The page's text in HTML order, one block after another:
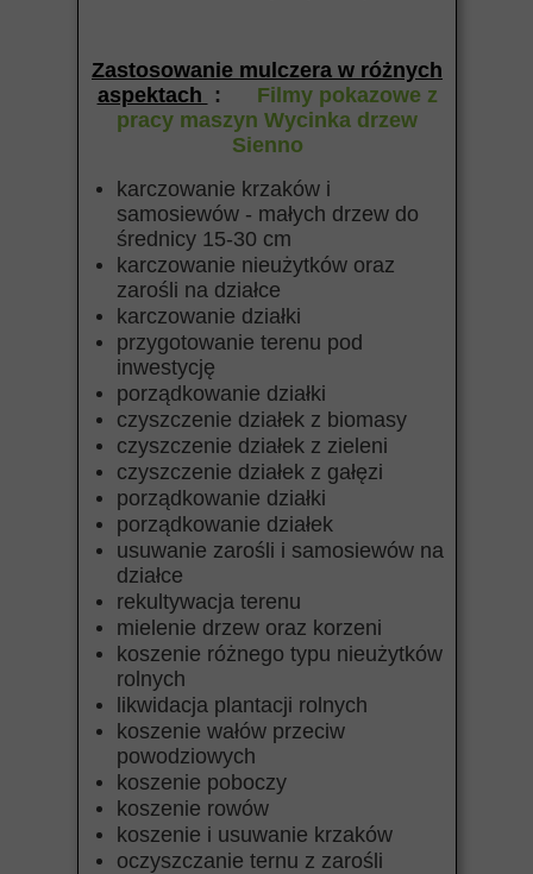
Zastosowanie mulczera w różnych
aspektach
:
Filmy pokazowe z
pracy maszyn Wycinka drzew
Sienno
karczowanie krzaków i
samosiewów - małych drzew do
średnicy 15-30 cm
karczowanie nieużytków oraz
zarośli na działce
karczowanie działki
przygotowanie terenu pod
inwestycję
porządkowanie działki
czyszczenie działek z biomasy
czyszczenie działek z zieleni
czyszczenie działek z gałęzi
porządkowanie działki
porządkowanie działek
usuwanie zarośli i samosiewów na
działce
rekultywacja terenu
mielenie drzew oraz korzeni
koszenie różnego typu nieużytków
rolnych
likwidacja plantacji rolnych
koszenie wałów przeciw
powodziowych
koszenie poboczy
koszenie rowów
koszenie i usuwanie krzaków
oczyszczanie ternu z zarośli